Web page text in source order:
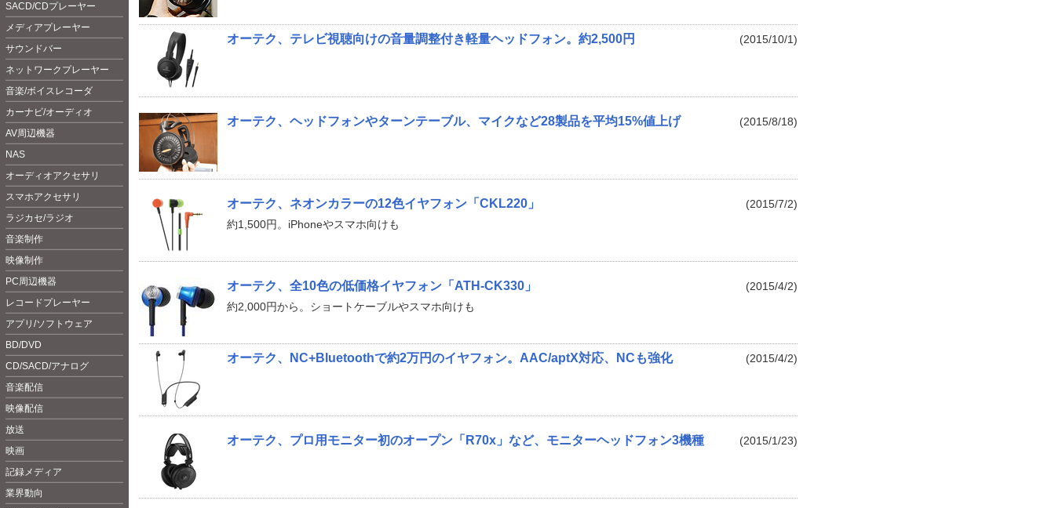
(2015/10/1)
オーテク、テレビ視聴向けの音量調整付き軽量ヘッドフォン。約2,500円
(2015/8/18)
オーテク、ヘッドフォンやターンテーブル、マイクなど28製品を平均15%値上げ
(2015/7/2)
オーテク、ネオンカラーの12色イヤフォン「CKL220」
約1,500円。iPhoneやスマホ向けも
(2015/4/2)
オーテク、全10色の低価格イヤフォン「ATH-CK330」
約2,000円から。ショートケーブルやスマホ向けも
(2015/4/2)
オーテク、NC+Bluetoothで約2万円のイヤフォン。AAC/aptX対応、NCも強化
(2015/1/23)
オーテク、プロ用モニター初のオープン「R70x」など、モニターヘッドフォン3機種
SACD/CDプレーヤー
メディアプレーヤー
サウンドバー
ネットワークプレーヤー
音楽/ボイスレコーダ
カーナビ/オーディオ
AV周辺機器
NAS
オーディオアクセサリ
スマホアクセサリ
ラジカセ/ラジオ
音楽制作
映像制作
PC周辺機器
レコードプレーヤー
アプリ/ソフトウェア
BD/DVD
CD/SACD/アナログ
音楽配信
映像配信
放送
映画
記録メディア
業界動向